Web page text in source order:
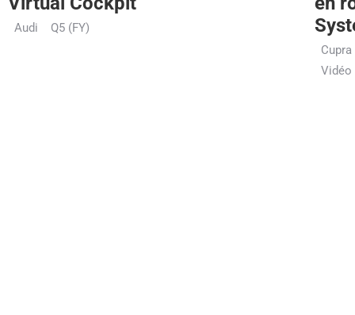
Audi Q5 (FY)
Cupra
Vidéo